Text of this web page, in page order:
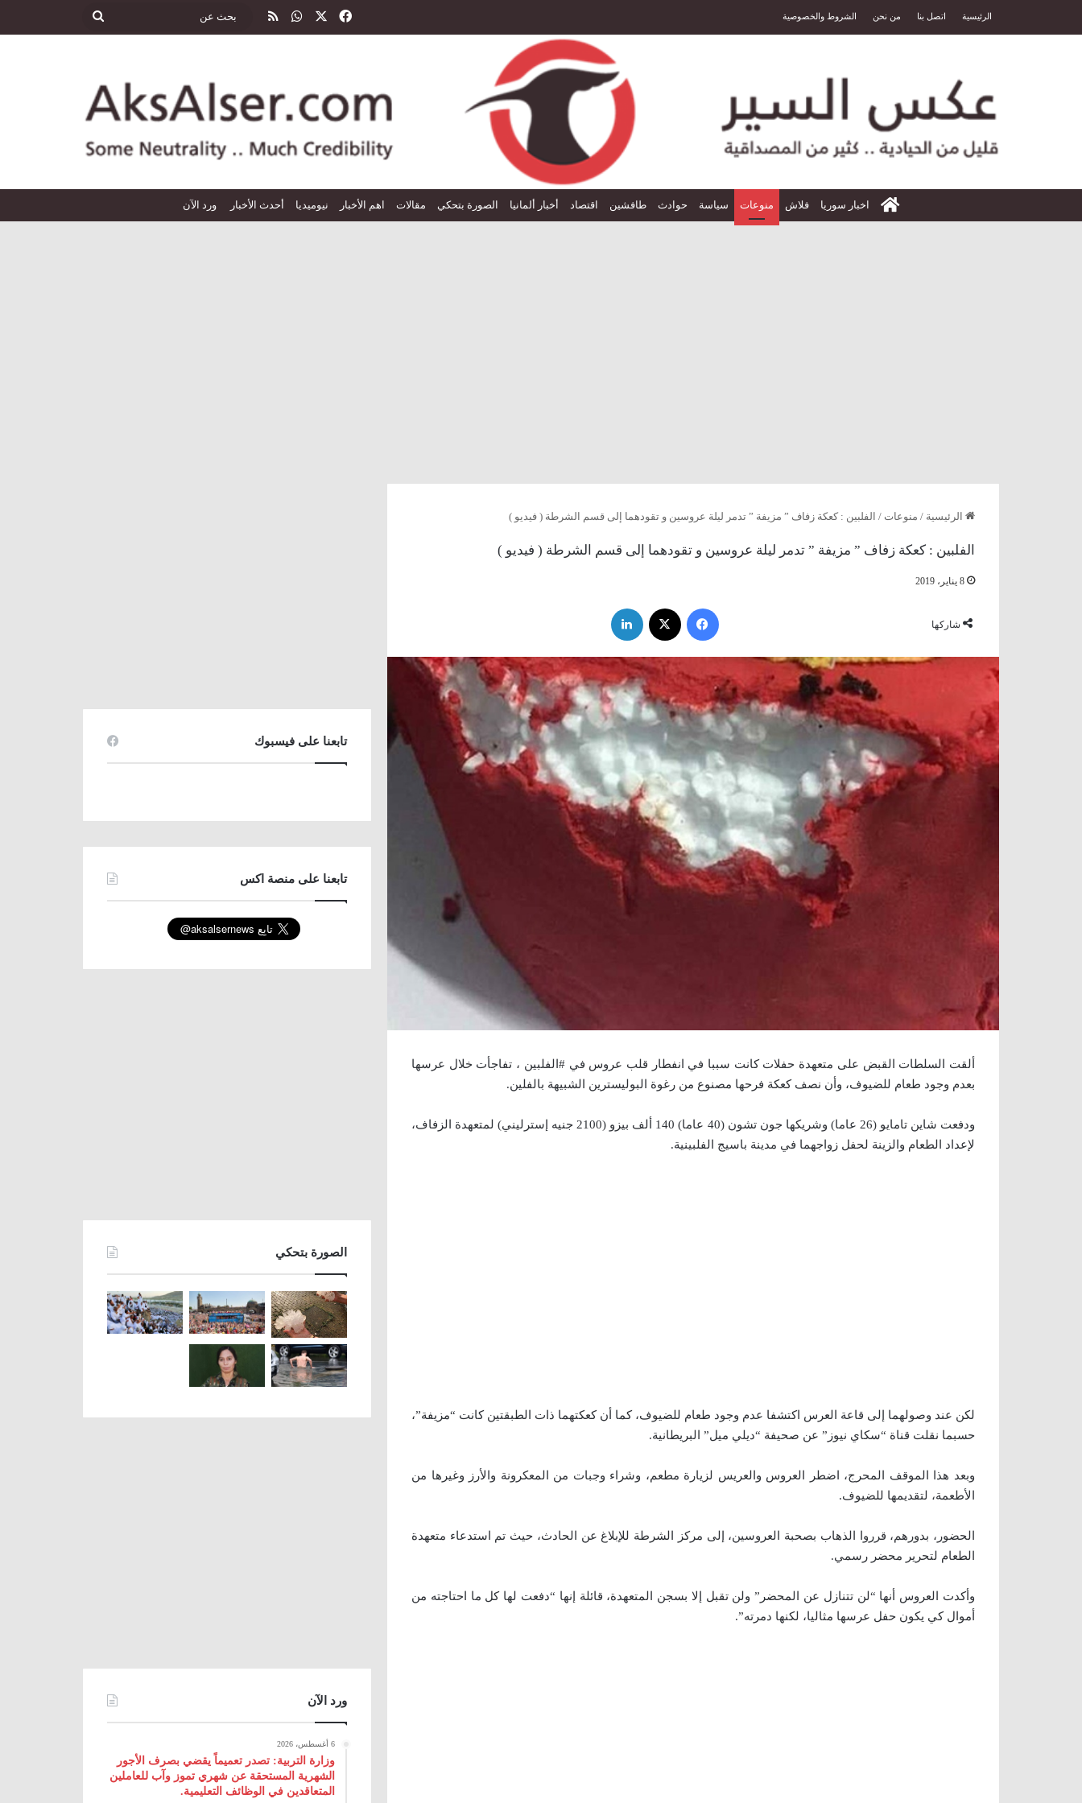
الرئيسية اتصل بنا من نحن الشروط والخصوصية فيسبوك واتسابملخص الموقع RSS بحث
الرئيسية
اخبار سوريا فلاش منوعات سياسة حوادث طافشين اقتصاد أخبار ألمانيا الصورة بتحكي مقالات اهم الأخبار نيوميديا أحدث الأخبار ورد الآن
الرئيسية / منوعات / الفلبين : كعكة زفاف ” مزيفة ” تدمر ليلة عروسين و تقودهما إلى قسم الشرطة ( فيديو )
الفلبين : كعكة زفاف ” مزيفة ” تدمر ليلة عروسين و تقودهما إلى قسم الشرطة ( فيديو )
8 يناير، 2019
شاركها
فيسبوك
ألقت السلطات القبض على متعهدة حفلات كانت سببا في انفطار قلب عروس في #الفلبين ، تفاجأت خلال عرسها
بعدم وجود طعام للضيوف، وأن نصف كعكة فرحها مصنوع من رغوة البوليسترين الشبيهة بالفلين.
ودفعت شاين تامايو (26 عاما) وشريكها جون تشون (40 عاما) 140 ألف بيزو (2100 جنيه إسترليني) لمتعهدة الزفاف،
لإعداد الطعام والزينة لحفل زواجهما في مدينة باسيج الفلبينية.
لكن عند وصولهما إلى قاعة العرس اكتشفا عدم وجود طعام للضيوف، كما أن كعكتهما ذات الطبقتين كانت “مزيفة”،
حسبما نقلت قناة “سكاي نيوز” عن صحيفة “ديلي ميل” البريطانية.
وبعد هذا الموقف المحرج، اضطر العروس والعريس لزيارة مطعم، وشراء وجبات من المعكرونة والأرز وغيرها من
الأطعمة، لتقديمها للضيوف.
الحضور، بدورهم، قرروا الذهاب بصحبة العروسين، إلى مركز الشرطة للإبلاغ عن الحادث، حيث تم استدعاء متعهدة
الطعام لتحرير محضر رسمي.
وأكدت العروس أنها “لن تتنازل عن المحضر” ولن تقبل إلا بسجن المتعهدة، قائلة إنها “دفعت لها كل ما احتاجته من
أموال كي يكون حفل عرسها مثاليا، لكنها دمرته”.
تابعنا على فيسبوك
تابعنا على منصة اكس
الصورة بتحكي
ورد الآن
6 أغسطس، 2026
وزارة التربية: تصدر تعميماً يقضي بصرف الأجور
الشهرية المستحقة عن شهري تموز وآب للعاملين
المتعاقدين في الوظائف التعليمية.